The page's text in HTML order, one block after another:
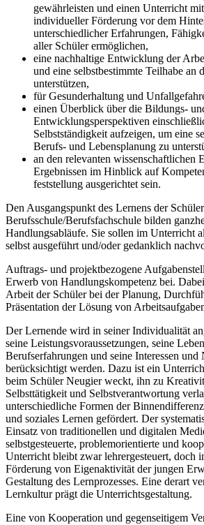
gewährleisten und einen Unterricht
individueller Förderung vor dem
unterschiedlicher Erfahrungen,
aller Schüler ermöglichen,
eine nachhaltige Entwicklung der
und eine selbstbestimmte Teilhabe an
unterstützen,
für Gesunderhaltung und
einen Überblick über die Bildungs-
Entwicklungsperspektiven
Selbstständigkeit aufzeigen, um eine
Berufs- und Lebensplanung zu
an den relevanten wissenschaftlichen
Ergebnissen im Hinblick auf
feststellung ausgerichtet sein.
Den Ausgangspunkt des Lernens der
Berufsschule/Berufsfachschule bilden
Handlungsabläufe. Sie sollen im Unterricht
selbst ausgeführt und/oder gedanklich
Auftrags- und projektbezogene
Erwerb von Handlungskompetenz bei.
Arbeit der Schüler bei der Planung,
Präsentation der Lösung von
Der Lernende wird in seiner Individualität
seine Leistungsvoraussetzungen, seine
Berufserfahrungen und seine Interessen und
berücksichtigt werden. Dazu ist ein
beim Schüler Neugier weckt, ihn zu
Selbsttätigkeit und Selbstverantwortung
unterschiedliche Formen der
und soziales Lernen gefördert. Der
Einsatz von traditionellen und digitalen
selbstgesteuerte, problemorientierte und
Unterricht bleibt zwar lehrergesteuert, doch
Förderung von Eigenaktivität der jungen
Gestaltung des Lernprozesses. Eine derart
Lernkultur prägt die Unterrichtsgestaltung.
Eine von Kooperation und gegenseitigem